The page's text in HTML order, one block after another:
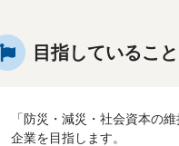
目指していること
「防災・減災・社会資本の
企業を目指します。